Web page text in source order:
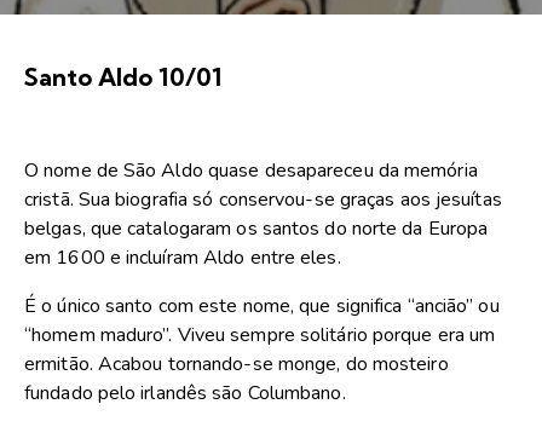
Santo Aldo 10/01
O nome de São Aldo quase desapareceu da memória
cristã. Sua biografia só conservou-se graças aos jesuítas
belgas, que catalogaram os santos do norte da Europa
em 1600 e incluíram Aldo entre eles.
É o único santo com este nome, que significa “ancião” ou
“homem maduro”. Viveu sempre solitário porque era um
ermitão. Acabou tornando-se monge, do mosteiro
fundado pelo irlandês são Columbano.